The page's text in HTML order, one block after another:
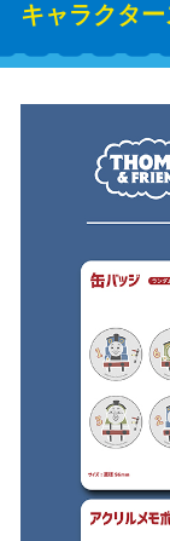
キャラクタ